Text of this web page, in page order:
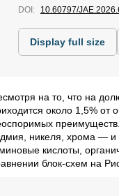
DOI: 10.60797/
Display full size
на то, что на
около 1,5% от
никеля, хрома — и
кислоты,
блок-схем на